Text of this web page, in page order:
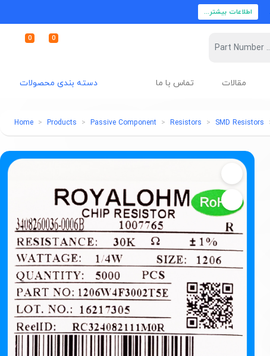
اطلاعات بیشتر...
0 0
دسته بندی محصولات مقالات تماس با ما
Home Products Passive Component Resistors SMD Resistors